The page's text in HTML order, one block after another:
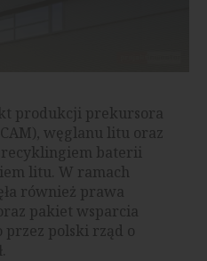
produkcji prekursora
węglanu litu oraz
baterii
litu. W ramach
również prawa
pakiet wsparcia
polski rząd o